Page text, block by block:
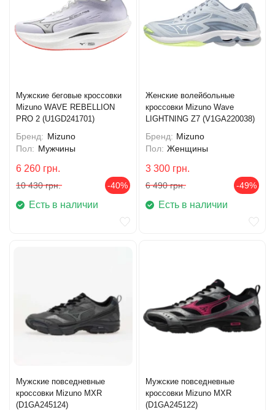
Мужские беговые кроссовки
Mizuno WAVE REBELLION
PRO 2 (U1GD241701)
Бренд: Mizuno
Пол: Мужчины
6 260 грн.
10 430 грн. -40%
Есть в наличии
Женские волейбольные
кроссовки Mizuno Wave
LIGHTNING Z7 (V1GA220038)
Бренд: Mizuno
Пол: Женщины
3 300 грн.
6 490 грн. -49%
Есть в наличии
Мужские повседневные
кроссовки Mizuno MXR
(D1GA245124)
Мужские повседневные
кроссовки Mizuno MXR
(D1GA245122)